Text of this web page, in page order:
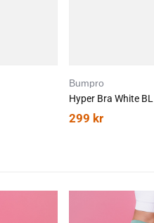
Bumpro
Hyper Bra White BL
299 kr